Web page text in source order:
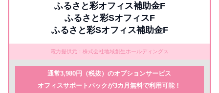
ふるさと彩オフィス補助金F
ふるさと彩SオフィスF
ふるさと彩Sオフィス補助金F
電力提供元：株式会社地域創生ホールディングス
通常3,980円（税抜）のオプションサービス
オフィスサポートパックが3カ月無料で利用可能！